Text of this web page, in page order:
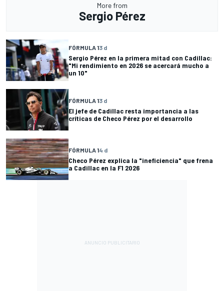
More from
Sergio Pérez
FÓRMULA 13 d
Sergio Pérez en la primera mitad con Cadillac:
"Mi rendimiento en 2026 se acercará mucho a
un 10"
FÓRMULA 13 d
El jefe de Cadillac resta importancia a las
críticas de Checo Pérez por el desarrollo
FÓRMULA 14 d
Checo Pérez explica la "ineficiencia" que frena
a Cadillac en la F1 2026